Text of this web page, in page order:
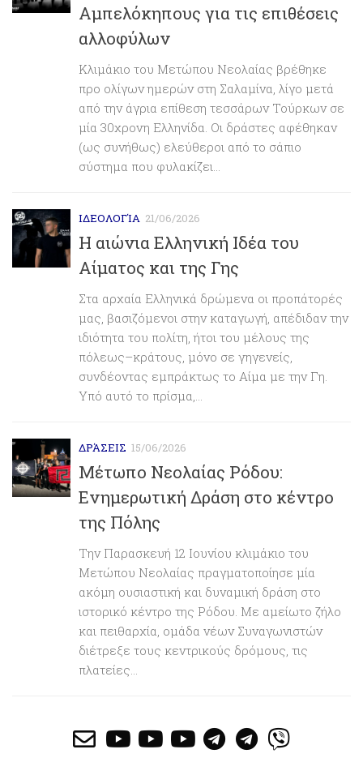
Αμπελόκηπους για τις επιθέσεις
αλλοφύλων
Κλιμάκιο του Μετώπου Νεολαίας βρέθηκε
προ ολίγων ημερών στη Σαλαμίνα, λίγο μετά
από την άγρια επίθεση τεσσάρων Τούρκων σε
μία 30χρονη Ελληνίδα. Οι δράστες αφέθηκαν
(ως συνήθως) ελεύθεροι από το σάπιο
σύστημα που φυλακίζει...
ΙΔΕΟΛΟΓΊΑ 21/06/2026
Η αιώνια Ελληνική Ιδέα του
Αίματος και της Γης
Στα αρχαία Ελληνικά δρώμενα οι προπάτορές
μας, βασιζόμενοι στην καταγωγή, απέδιδαν την
ιδιότητα του πολίτη, ήτοι του μέλους της
πόλεως–κράτους, μόνο σε γηγενείς,
συνδέοντας εμπράκτως το Αίμα με την Γη.
Υπό αυτό το πρίσμα,...
ΔΡΆΣΕΙΣ 15/06/2026
Μέτωπο Νεολαίας Ρόδου:
Ενημερωτική Δράση στο κέντρο
της Πόλης
Την Παρασκευή 12 Ιουνίου κλιμάκιο του
Μετώπου Νεολαίας πραγματοποίησε μία
ακόμη ουσιαστική και δυναμική δράση στο
ιστορικό κέντρο της Ρόδου. Με αμείωτο ζήλο
και πειθαρχία, ομάδα νέων Συναγωνιστών
διέτρεξε τους κεντρικούς δρόμους, τις
πλατείες...
far
fa-
fab
fa-
fab
fa-
fab
fa-
fab
fa-
fab
fa-